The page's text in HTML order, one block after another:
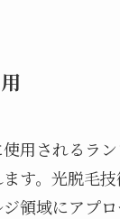
用されるラ
す。光脱毛
領域にアプ